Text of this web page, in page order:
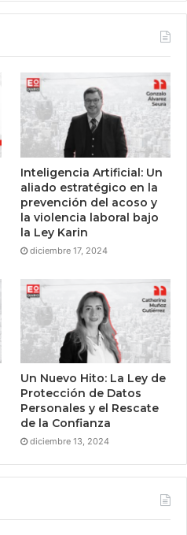
Inteligencia Artificial: Un
aliado estratégico en la
prevención del acoso y
la violencia laboral bajo
la Ley Karin
diciembre 17, 2024
Un Nuevo Hito: La Ley de
Protección de Datos
Personales y el Rescate
de la Confianza
diciembre 13, 2024